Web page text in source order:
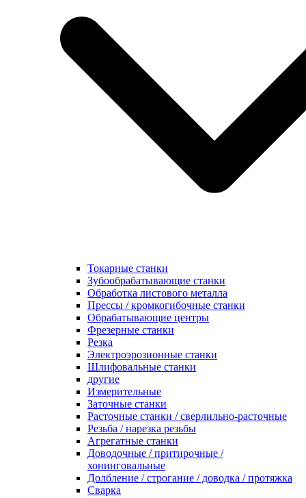
Токарные станки
Зубообрабатывающие станки
Обработка листового металла
Прессы / кромкогибочные станки
Обрабатывающие центры
Фрезерные станки
Резка
Электроэрозионные станки
Шлифовальные станки
другие
Измерительные
Заточные станки
Расточные станки / сверлильно-расточные
Резьба / нарезка резьбы
Агрегатные станки
Доводочные / притирочные /
хонинговальные
Долбление / строгание / доводка / протяжка
Сварка